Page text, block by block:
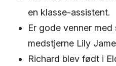
en klasse-assistent.
Er gode venner med
medstjerne Lily
Richard blev født i